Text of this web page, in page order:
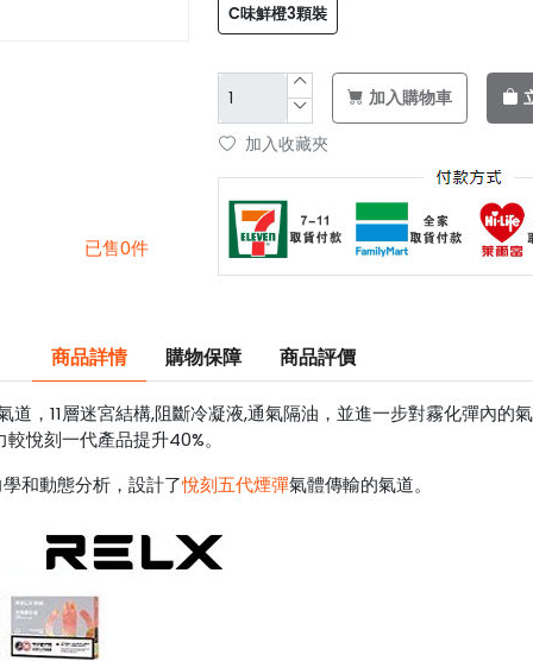
已售0件
C味鮮橙3顆裝
加入購物車
加入收藏夾
商品詳情 購物保障 商品評價
，11層迷宮結構,阻斷冷凝液,通氣隔油，並進一步對霧化彈內的
悅刻一代產品提升40%。
和動態分析，設計了悅刻五代煙彈氣體傳輸的氣道。